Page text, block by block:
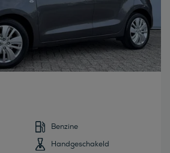
Benzine
Handgeschakeld